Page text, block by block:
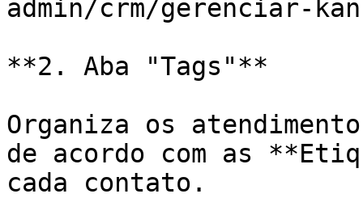
admin/crm/gerenciar-
**2. Aba "Tags"**
Organiza os
de acordo com as
cada contato.